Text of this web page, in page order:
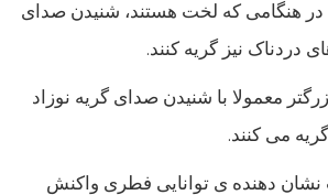
در هنگامی که لخت هستند، شنیدن صدای
دردناک نیز گریه کنند.
معمولا با شنیدن صدای گریه نوزاد
می کنند.
نشان دهنده ی توانایی فطری واکنش